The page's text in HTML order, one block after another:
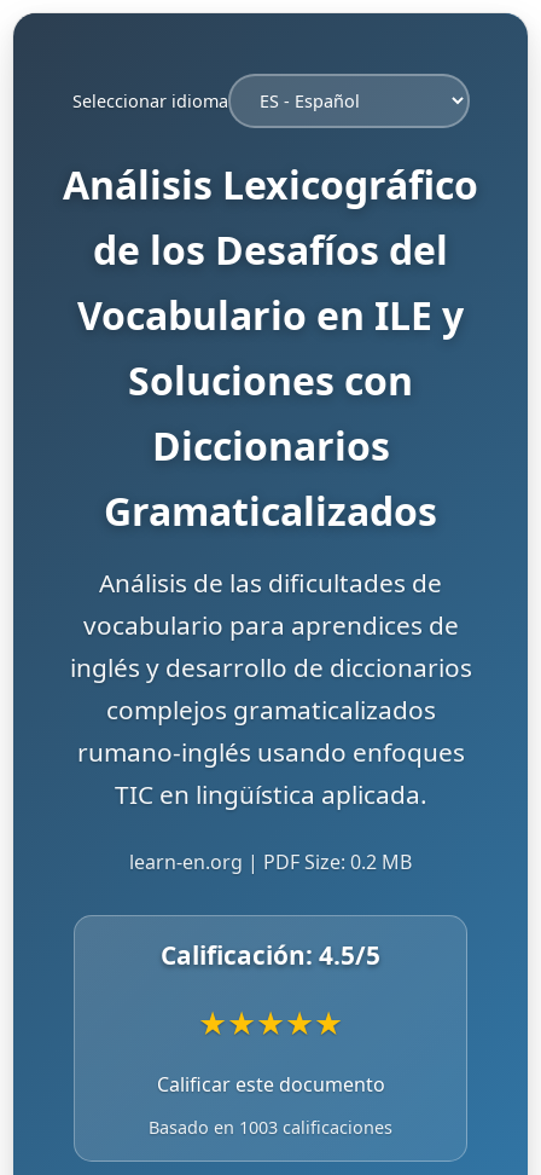
Seleccionar idioma
Análisis Lexicográfico
de los Desafíos del
Vocabulario en ILE y
Soluciones con
Diccionarios
Gramaticalizados
Análisis de las dificultades de
vocabulario para aprendices de
inglés y desarrollo de diccionarios
complejos gramaticalizados
rumano-inglés usando enfoques
TIC en lingüística aplicada.
learn-en.org | PDF Size: 0.2 MB
Calificación: 4.5/5
★★★★★
Calificar este documento
Basado en 1003 calificaciones